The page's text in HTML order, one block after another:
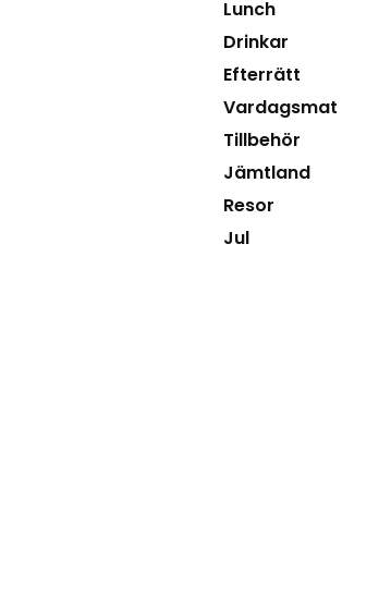
Lunch
Drinkar
Efterrätt
Vardagsmat
Tillbehör
Jämtland
Resor
Jul